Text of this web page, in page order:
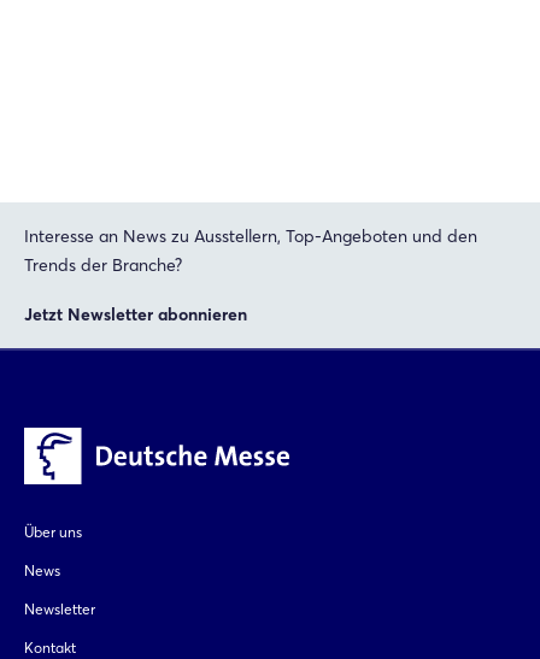
Interesse an News zu Ausstellern, Top-Angeboten und den
Trends der Branche?
Jetzt Newsletter abonnieren
Über uns
News
Newsletter
Kontakt